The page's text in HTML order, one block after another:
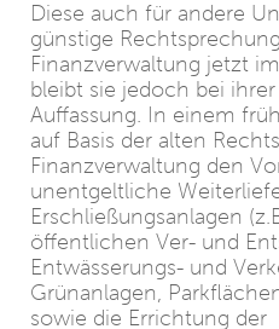
Diese auch für andere
günstige
Finanzverwaltung jetzt
bleibt sie jedoch bei
Auffassung. In einem
auf Basis der alten
Finanzverwaltung den
unentgeltliche
Erschließungsanlagen
öffentlichen Ver- und
Entwässerungs- und
Grünanlagen,
sowie die Errichtung der